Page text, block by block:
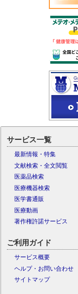
サービス一覧
最新情報・特集
文献検索・全文閲覧
医薬品検索
医療機器検索
医学書通販
医療動画
著作権許諾サービス
ご利用ガイド
サービス概要
ヘルプ・お問い合わせ
サイトマップ